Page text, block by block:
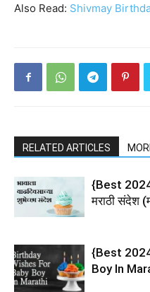
Also Read: Shivmay
RELATED ARTICLES
{Best 2024}
मराठी संदेश
{Best
Boy In